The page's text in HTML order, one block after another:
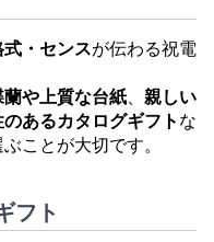
・センスが伝わる祝電
や上質な台紙
親しい
あるカタログギフト な
ことが大切です。
フト